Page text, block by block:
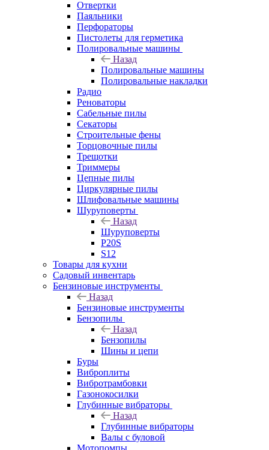
Отвертки
Паяльники
Перфораторы
Пистолеты для герметика
Полировальные машины
Назад
Полировальные машины
Полировальные накладки
Радио
Реноваторы
Сабельные пилы
Секаторы
Строительные фены
Торцовочные пилы
Трещотки
Триммеры
Цепные пилы
Циркулярные пилы
Шлифовальные машины
Шуруповерты
Назад
Шуруповерты
P20S
S12
Товары для кухни
Садовый инвентарь
Бензиновые инструменты
Назад
Бензиновые инструменты
Бензопилы
Назад
Бензопилы
Шины и цепи
Буры
Виброплиты
Вибротрамбовки
Газонокосилки
Глубинные вибраторы
Назад
Глубинные вибраторы
Валы с буловой
Мотопомпы